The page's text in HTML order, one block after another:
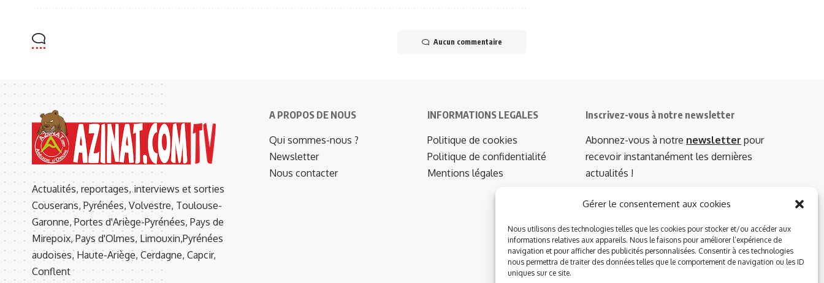
Gérer le consentement aux cookies
Nous utilisons des technologies telles que les cookies pour stocker et/ou accéder aux
informations relatives aux appareils. Nous le faisons pour améliorer l’expérience de
navigation et pour afficher des publicités personnalisées. Consentir à ces technologies
nous permettra de traiter des données telles que le comportement de navigation ou les ID
uniques sur ce site.
Aucun commentaire
Actualités, reportages, interviews et sorties
Couserans, Pyrénées, Volvestre, Toulouse-
Garonne, Portes d'Ariège-Pyrénées, Pays de
Mirepoix, Pays d'Olmes, Limouxin,Pyrénées
audoises, Haute-Ariège, Cerdagne, Capcir,
Conflent
A PROPOS DE NOUS
Qui sommes-nous ?
Newsletter
Nous contacter
INFORMATIONS LEGALES
Politique de cookies
Politique de confidentialité
Mentions légales
Inscrivez-vous à notre newsletter
Abonnez-vous à notre newsletter pour
recevoir instantanément les dernières
actualités !